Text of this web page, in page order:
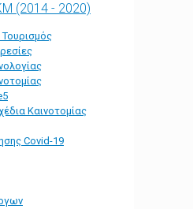
(2014 - 2020)
Καινοτομίας
Covid-19